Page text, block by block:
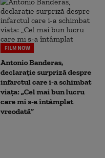
FILM NOW
Antonio Banderas,
declarație surpriză despre
infarctul care i-a schimbat
viața: „Cel mai bun lucru
care mi s-a întâmplat
vreodată”